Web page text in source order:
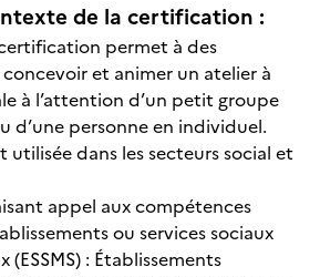
de la certification :
permet à des
et animer un atelier à
à l’attention d’un petit groupe
d’une personne en individuel.
utilisée dans les secteurs social et
appel aux compétences
ou services sociaux
: Établissements